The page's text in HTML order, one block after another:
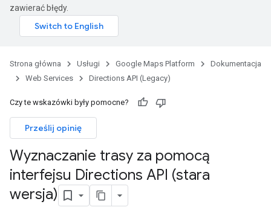
zawierać błędy.
Strona główna Usługi Google Maps Platform
Dokumentacja
Web Services
Directions API (Legacy)
Czy te wskazówki były pomocne?
Prześlij opinię
Wyznaczanie trasy za pomocą
interfejsu Directions API (stara
wersja)